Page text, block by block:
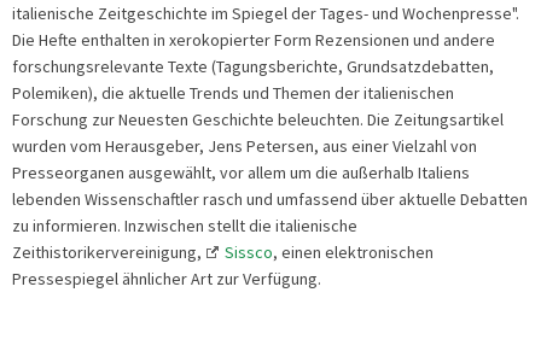
italienische Zeitgeschichte im Spiegel der Tages- und Wochenpresse".
Die Hefte enthalten in xerokopierter Form Rezensionen und andere
forschungsrelevante Texte (Tagungsberichte, Grundsatzdebatten,
Polemiken), die aktuelle Trends und Themen der italienischen
Forschung zur Neuesten Geschichte beleuchten. Die Zeitungsartikel
wurden vom Herausgeber, Jens Petersen, aus einer Vielzahl von
Presseorganen ausgewählt, vor allem um die außerhalb Italiens
lebenden Wissenschaftler rasch und umfassend über aktuelle Debatten
zu informieren. Inzwischen stellt die italienische
Zeithistorikervereinigung,
Sissco, einen elektronischen
Pressespiegel ähnlicher Art zur Verfügung.